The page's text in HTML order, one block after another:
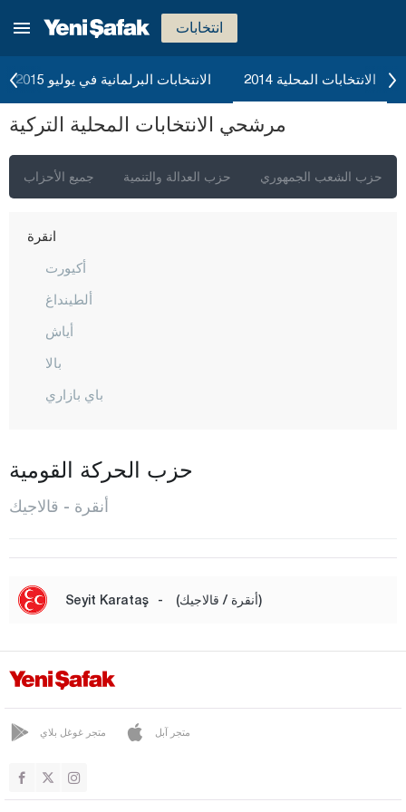
انتخابات
الانتخابات البرلمانية في يوليو 2015 الانتخابات المحلية 2014
مرشحي الانتخابات المحلية التركية
جميع الأحزاب حزب العدالة والتنمية حزب الشعب الجمهوري
إسطنبول
أنقرة
أكيورت
ألطينداغ
أياش
بالا
باي بازاري
شانكايا
إيلاماداغ
غودول
هايمان
كاشي أوران
حزب الحركة القومية
أنقرة - قالاجيك
Seyit Karataş - (أنقرة / قالاجيك)
متجر غوغل بلاي متجر آبل